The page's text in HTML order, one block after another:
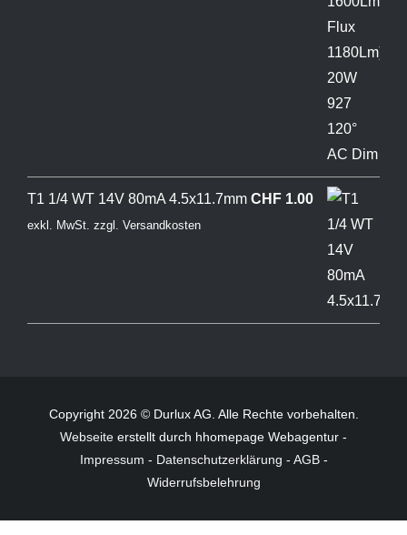
T1 1/4 WT 14V 80mA 4.5x11.7mm CHF1.00
exkl. MwSt. zzgl. Versandkosten
Copyright 2026 © Durlux AG. Alle Rechte vorbehalten.
Webseite erstellt durch hhomepage Webagentur -
Impressum - Datenschutzerklärung - AGB-
Widerrufsbelehrung